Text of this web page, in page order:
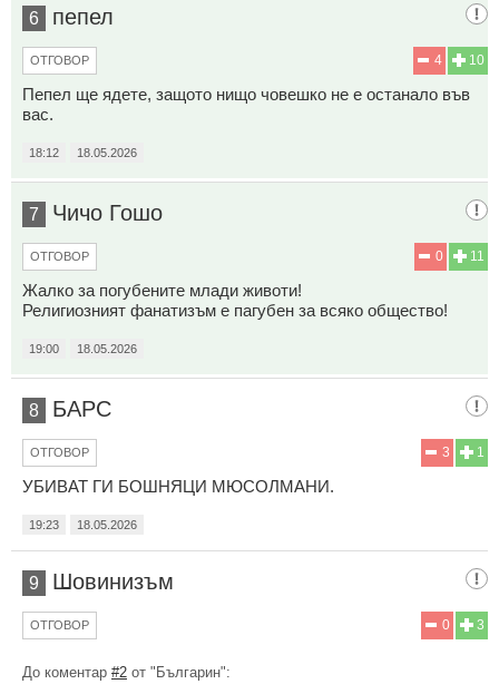
6 пепел
10
4
ОТГОВОР
Пепел ще ядете, защото нищо човешко не е останало във
вас.
18:12 18.05.2026
7 Чичо Гошо
11
0
ОТГОВОР
Жалко за погубените млади животи!
Религиозният фанатизъм е пагубен за всяко общество!
19:00 18.05.2026
8 БАРС
1
3
ОТГОВОР
УБИВАТ ГИ БОШНЯЦИ МЮСОЛМАНИ.
19:23 18.05.2026
9 Шовинизъм
3
0
ОТГОВОР
До коментар #2 от "Българин":